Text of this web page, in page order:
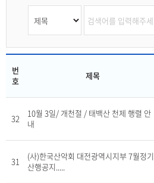
번
호
제목
32
10월 3일/ 개천절 / 태백산 천제 행렬 안
내
31
(사)한국산악회 대전광역시지부 7월정기
산행공지.....